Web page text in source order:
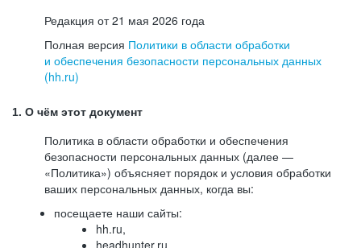
Редакция от 21 мая 2026 года
Полная версия Политики в области обработки
и обеспечения безопасности персональных данных
(hh.ru)
1. О чём этот документ
Политика в области обработки и обеспечения
безопасности персональных данных (далее —
«Политика») объясняет порядок и условия обработки
ваших персональных данных, когда вы:
посещаете наши сайты:
hh.ru,
headhunter.ru,